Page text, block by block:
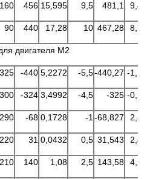
160 456 15,595 9,5 481,1 9,42
90 440 17,28 10 467,28 8,32
двигателя М2
325 -440 5,2272 -5,5-440,27 -1,10
300 -324 3,4992 -4,5 -325 -0,25
290 -68 0,1728 -1 -68,827 2,35
220 31 0,0432 0,5 31,543 2,83
210 140 1,08 2,5 143,58 4,22